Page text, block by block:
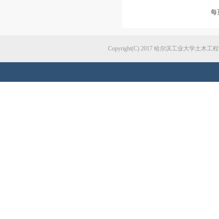
Copyright(C) 2017 哈尔滨工业大学土木